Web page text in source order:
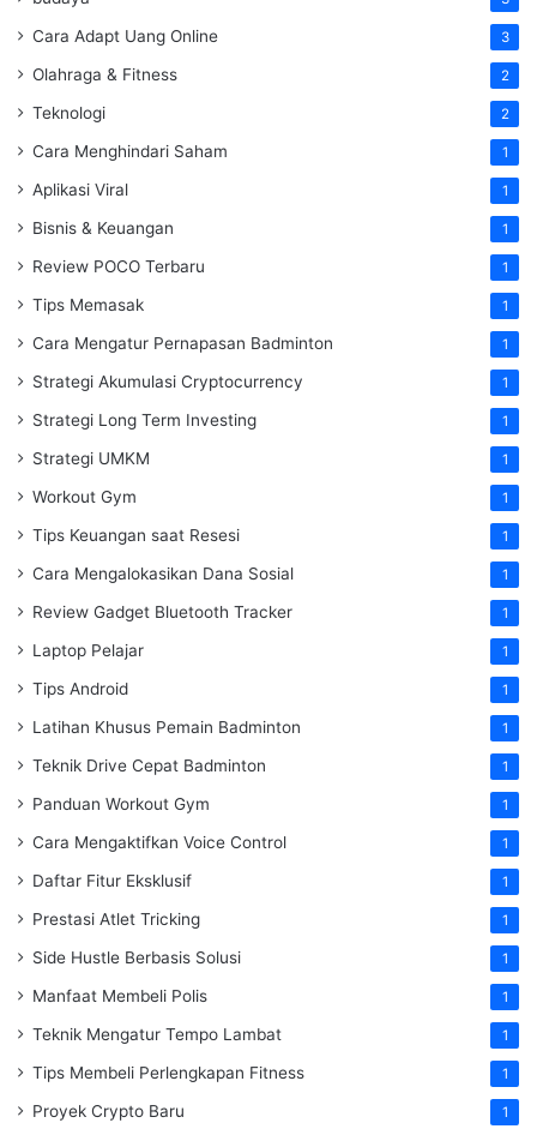
Cara Adapt Uang Online 3
Olahraga & Fitness 2
Teknologi 2
Cara Menghindari Saham 1
Aplikasi Viral 1
Bisnis & Keuangan 1
Review POCO Terbaru 1
Tips Memasak 1
Cara Mengatur Pernapasan Badminton 1
Strategi Akumulasi Cryptocurrency 1
Strategi Long Term Investing 1
Strategi UMKM 1
Workout Gym 1
Tips Keuangan saat Resesi 1
Cara Mengalokasikan Dana Sosial 1
Review Gadget Bluetooth Tracker 1
Laptop Pelajar 1
Tips Android 1
Latihan Khusus Pemain Badminton 1
Teknik Drive Cepat Badminton 1
Panduan Workout Gym 1
Cara Mengaktifkan Voice Control 1
Daftar Fitur Eksklusif 1
Prestasi Atlet Tricking 1
Side Hustle Berbasis Solusi 1
Manfaat Membeli Polis 1
Teknik Mengatur Tempo Lambat 1
Tips Membeli Perlengkapan Fitness 1
Proyek Crypto Baru 1